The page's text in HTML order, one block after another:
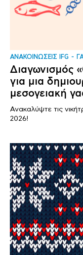
ΑΝΑΚΟΙΝΩΣΕΙΣ IFG
Διαγωνισμός
για μια
μεσογειακή
Ανακαλύψτε τις
2026!